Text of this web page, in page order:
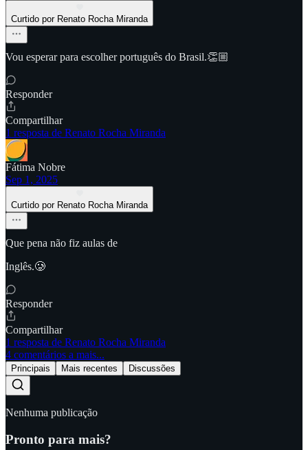
Curtido por Renato Rocha Miranda
Vou esperar para escolher português do Brasil.👏🏼
Responder
Compartilhar
1 resposta de Renato Rocha Miranda
Fátima Nobre
Sep 1, 2025
Curtido por Renato Rocha Miranda
Que pena não fiz aulas de
Inglês.🥲
Responder
Compartilhar
1 resposta de Renato Rocha Miranda
4 comentários a mais...
Principais Mais recentes Discussões
Nenhuma publicação
Pronto para mais?